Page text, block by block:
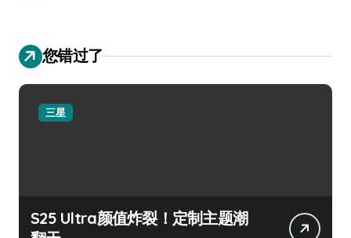
您错过了
三星
S25 Ultra颜值炸裂！定制主题潮